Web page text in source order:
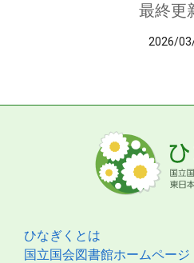
最終更
2026/
ひなぎくとは
国立国会図書館ホームページ